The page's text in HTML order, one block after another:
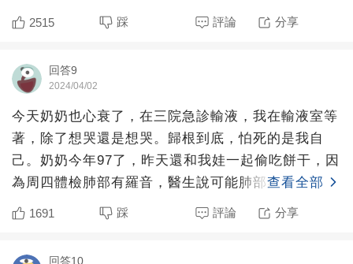
女極佳的老人，他
2515 踩 評論 分享
回答9
2024/04/02
今天奶奶也心衰了，在三院急診輸液，我在輸液室等
著，除了想哭還是想哭。歸根到底，怕死的是我自
己。奶奶今年97了，昨天還和我娃一起偷吃餅干，因
為周四體檢肺部有羅音，醫生說可能肺部感染，開了
抗生素，周五沒控
查看全部
1691 踩 評論 分享
回答10